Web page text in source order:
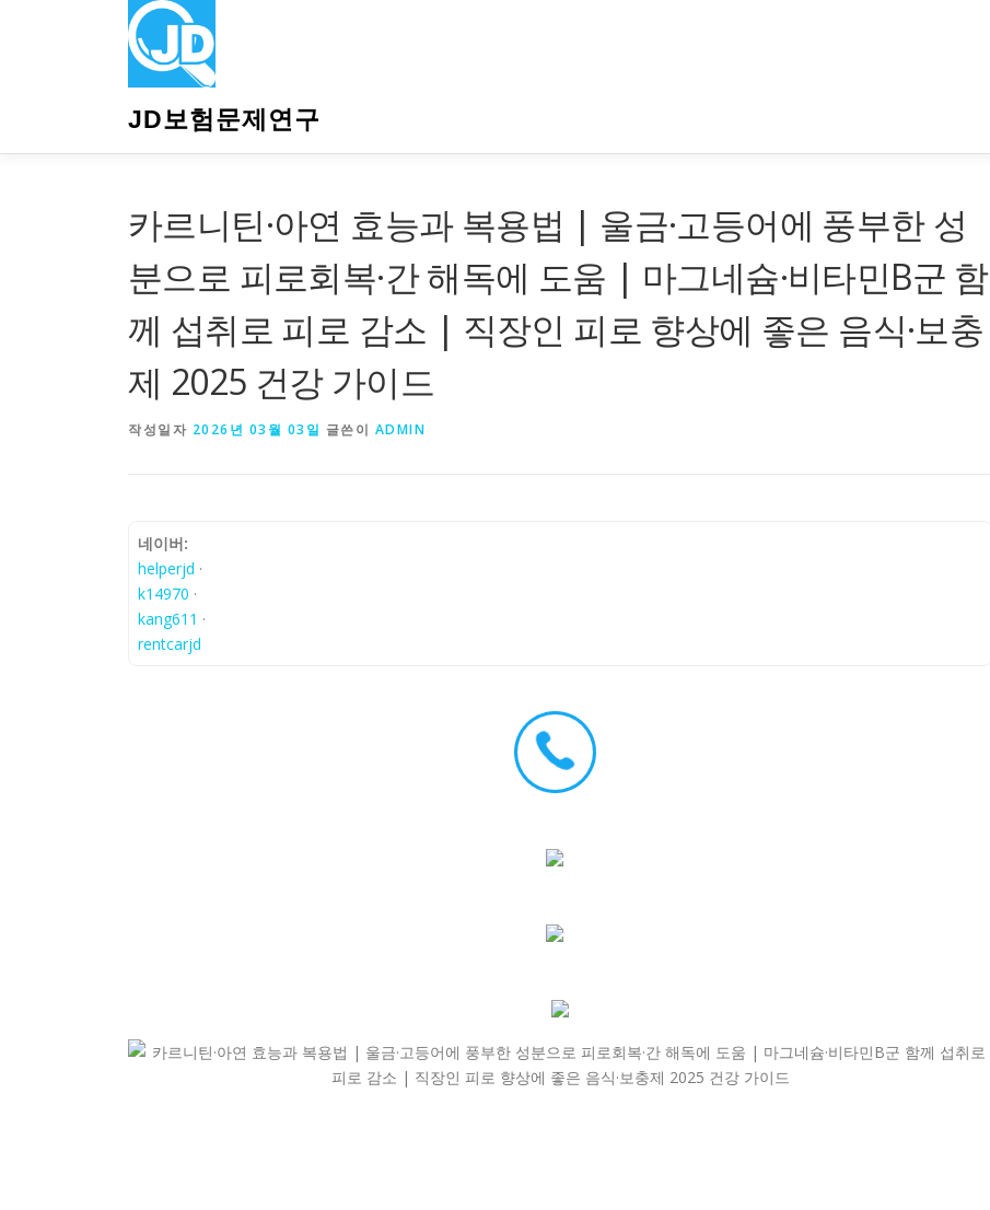
JD보험문제연구
카르니틴·아연 효능과 복용법 | 울금·고등어에 풍부한 성
분으로 피로회복·간 해독에 도움 | 마그네슘·비타민B군 함
께 섭취로 피로 감소 | 직장인 피로 향상에 좋은 음식·보충
제 2025 건강 가이드
작성일자 2026년 03월 03일 글쓴이 ADMIN
네이버:
helperjd ·
k14970 ·
kang611 ·
rentcarjd